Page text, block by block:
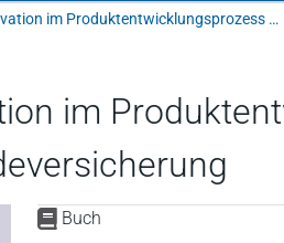
Schmerling | Open Innovation im Produktentwicklungsprozess am Beispiel der verbundenen Wohngebäudeversicherung
im
Buch